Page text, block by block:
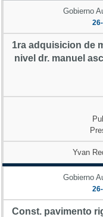
Gobierno
1ra adquisicion de
nivel dr. manuel
Yvan
Gobierno
Const. pavimento